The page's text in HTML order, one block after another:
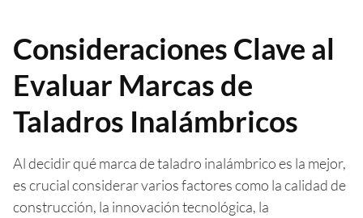
Consideraciones Clave al
Evaluar Marcas de
Taladros Inalámbricos
Al decidir qué marca de taladro inalámbrico es la mejor,
es crucial considerar varios factores como la calidad de
construcción, la innovación tecnológica, la